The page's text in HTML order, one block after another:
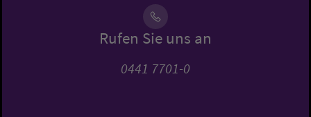
Rufen Sie uns an
0441 7701-0